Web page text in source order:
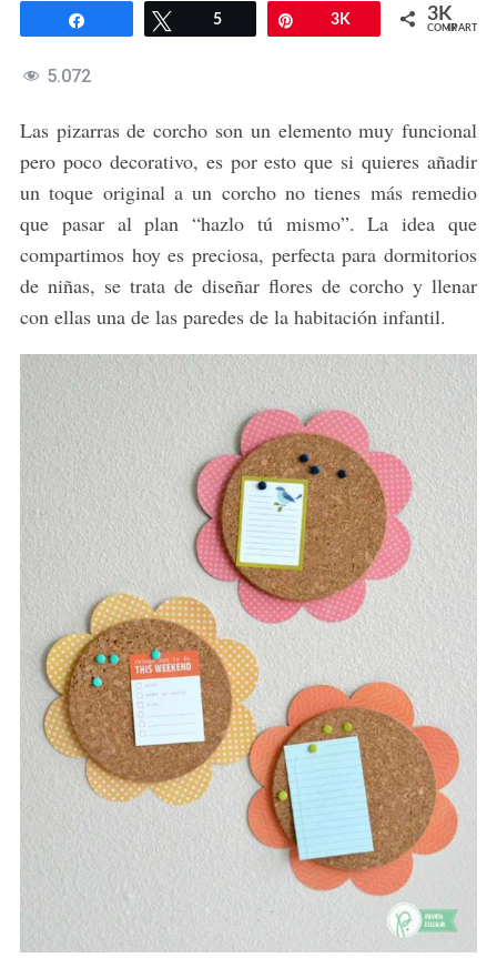
Compartir Twittear
5 3K 3K
COMPARTIR
5.072
Las pizarras de corcho son un elemento muy funcional
pero poco decorativo, es por esto que si quieres añadir
un toque original a un corcho no tienes más remedio
que pasar al plan “hazlo tú mismo”. La idea que
compartimos hoy es preciosa, perfecta para dormitorios
de niñas, se trata de diseñar flores de corcho y llenar
con ellas una de las paredes de la habitación infantil.